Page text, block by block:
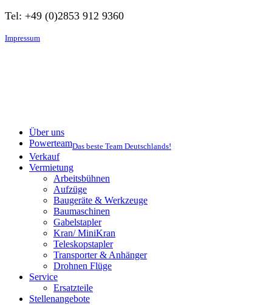
Tel: +49 (0)2853 912 9360
Impressum
Über uns
PowerteamDas beste Team Deutschlands!
Verkauf
Vermietung
Arbeitsbühnen
Aufzüge
Baugeräte & Werkzeuge
Baumaschinen
Gabelstapler
Kran/ MiniKran
Teleskopstapler
Transporter & Anhänger
Drohnen Flüge
Service
Ersatzteile
Stellenangebote